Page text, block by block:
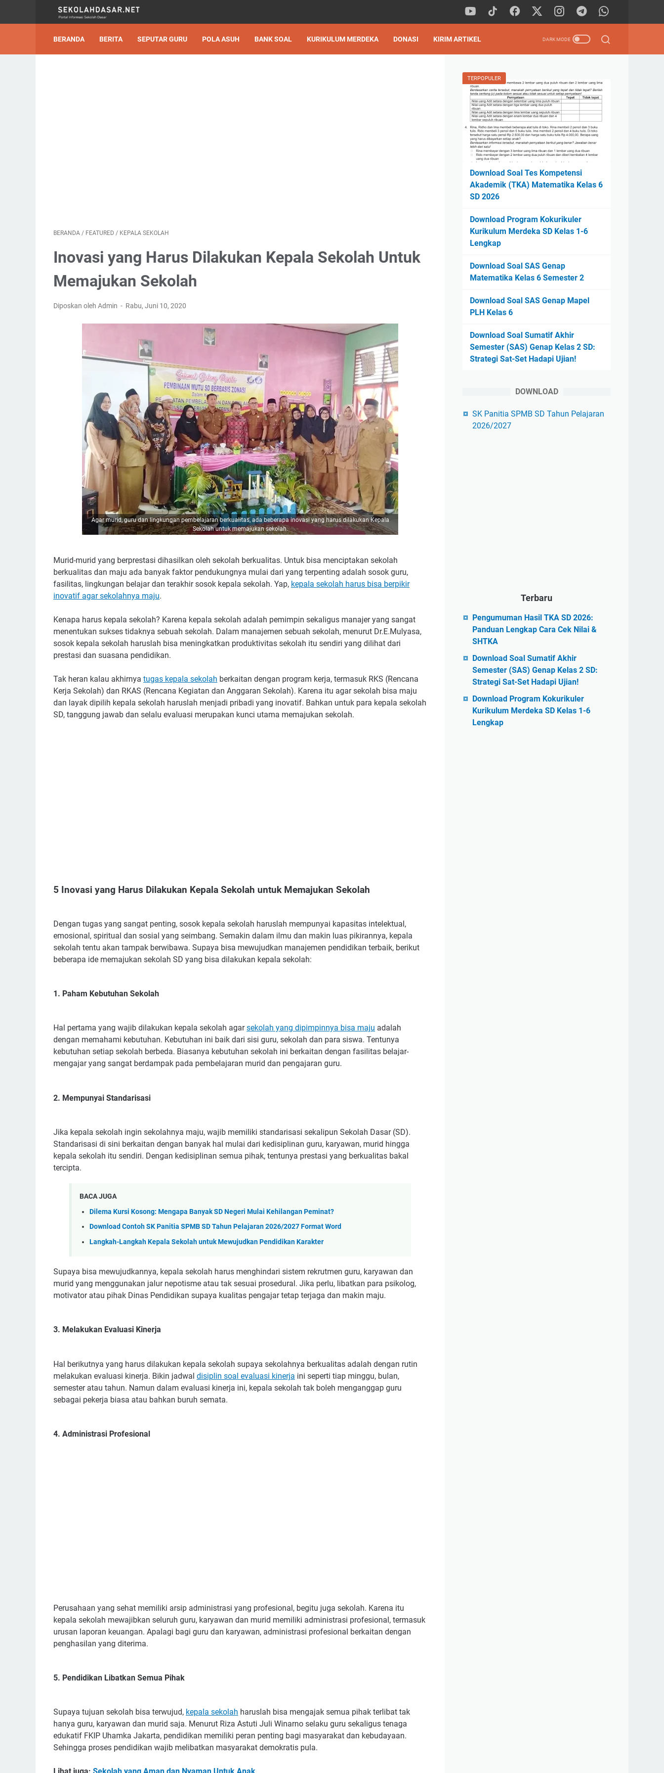
BERANDA BERITA SEPUTAR GURU POLA ASUH BANK SOAL KURIKULUM MERDEKA DONASI KIRIM ARTIKEL
BERANDA / FEATURED / KEPALA SEKOLAH
Inovasi yang Harus Dilakukan Kepala Sekolah Untuk
Memajukan Sekolah
Diposkan oleh Admin Rabu, Juni 10, 2020
Agar murid, guru dan lingkungan pembelajaran berkualitas, ada beberapa inovasi yang harus dilakukan Kepala
Sekolah untuk memajukan sekolah.
Murid-murid yang berprestasi dihasilkan oleh sekolah berkualitas. Untuk bisa menciptakan sekolah
berkualitas dan maju ada banyak faktor pendukungnya mulai dari yang terpenting adalah sosok guru,
fasilitas, lingkungan belajar dan terakhir sosok kepala sekolah. Yap, kepala sekolah harus bisa berpikir
inovatif agar sekolahnya maju.
Kenapa harus kepala sekolah? Karena kepala sekolah adalah pemimpin sekaligus manajer yang sangat
menentukan sukses tidaknya sebuah sekolah. Dalam manajemen sebuah sekolah, menurut Dr.E.Mulyasa,
sosok kepala sekolah haruslah bisa meningkatkan produktivitas sekolah itu sendiri yang dilihat dari
prestasi dan suasana pendidikan.
Tak heran kalau akhirnya tugas kepala sekolah berkaitan dengan program kerja, termasuk RKS (Rencana
Kerja Sekolah) dan RKAS (Rencana Kegiatan dan Anggaran Sekolah). Karena itu agar sekolah bisa maju
dan layak dipilih kepala sekolah haruslah menjadi pribadi yang inovatif. Bahkan untuk para kepala sekolah
SD, tanggung jawab dan selalu evaluasi merupakan kunci utama memajukan sekolah.
5 Inovasi yang Harus Dilakukan Kepala Sekolah untuk Memajukan Sekolah
Dengan tugas yang sangat penting, sosok kepala sekolah haruslah mempunyai kapasitas intelektual,
emosional, spiritual dan sosial yang seimbang. Semakin dalam ilmu dan makin luas pikirannya, kepala
sekolah tentu akan tampak berwibawa. Supaya bisa mewujudkan manajemen pendidikan terbaik, berikut
beberapa ide memajukan sekolah SD yang bisa dilakukan kepala sekolah:
1. Paham Kebutuhan Sekolah
Hal pertama yang wajib dilakukan kepala sekolah agarsekolah yang dipimpinnya bisa maju adalah
dengan memahami kebutuhan. Kebutuhan ini baik dari sisi guru, sekolah dan para siswa. Tentunya
kebutuhan setiap sekolah berbeda. Biasanya kebutuhan sekolah ini berkaitan dengan fasilitas belajar-
mengajar yang sangat berdampak pada pembelajaran murid dan pengajaran guru.
2. Mempunyai Standarisasi
Jika kepala sekolah ingin sekolahnya maju, wajib memiliki standarisasi sekalipun Sekolah Dasar (SD).
Standarisasi di sini berkaitan dengan banyak hal mulai dari kedisiplinan guru, karyawan, murid hingga
kepala sekolah itu sendiri. Dengan kedisiplinan semua pihak, tentunya prestasi yang berkualitas bakal
tercipta.
BACA JUGA
Dilema Kursi Kosong: Mengapa Banyak SD Negeri Mulai Kehilangan Peminat?
Download Contoh SK Panitia SPMB SD Tahun Pelajaran 2026/2027 Format Word
Langkah-Langkah Kepala Sekolah untuk Mewujudkan Pendidikan Karakter
Supaya bisa mewujudkannya, kepala sekolah harus menghindari sistem rekrutmen guru, karyawan dan
murid yang menggunakan jalur nepotisme atau tak sesuai prosedural. Jika perlu, libatkan para psikolog,
motivator atau pihak Dinas Pendidikan supaya kualitas pengajar tetap terjaga dan makin maju.
3. Melakukan Evaluasi Kinerja
Hal berikutnya yang harus dilakukan kepala sekolah supaya sekolahnya berkualitas adalah dengan rutin
melakukan evaluasi kinerja. Bikin jadwal disiplin soal evaluasi kinerja ini seperti tiap minggu, bulan,
semester atau tahun. Namun dalam evaluasi kinerja ini, kepala sekolah tak boleh menganggap guru
sebagai pekerja biasa atau bahkan buruh semata.
4. Administrasi Profesional
Perusahaan yang sehat memiliki arsip administrasi yang profesional, begitu juga sekolah. Karena itu
kepala sekolah mewajibkan seluruh guru, karyawan dan murid memiliki administrasi profesional, termasuk
urusan laporan keuangan. Apalagi bagi guru dan karyawan, administrasi profesional berkaitan dengan
penghasilan yang diterima.
5. Pendidikan Libatkan Semua Pihak
Supaya tujuan sekolah bisa terwujud, kepala sekolah haruslah bisa mengajak semua pihak terlibat tak
hanya guru, karyawan dan murid saja. Menurut Riza Astuti Juli Winarno selaku guru sekaligus tenaga
edukatif FKIP Uhamka Jakarta, pendidikan memiliki peran penting bagi masyarakat dan kebudayaan.
Sehingga proses pendidikan wajib melibatkan masyarakat demokratis pula.
TERPOPULER
Download Soal Tes Kompetensi
Akademik (TKA) Matematika Kelas 6
SD 2026
Download Program Kokurikuler
Kurikulum Merdeka SD Kelas 1-6
Lengkap
Download Soal SAS Genap
Matematika Kelas 6 Semester 2
Download Soal SAS Genap Mapel
PLH Kelas 6
Download Soal Sumatif Akhir
Semester (SAS) Genap Kelas 2 SD:
Strategi Sat-Set Hadapi Ujian!
DOWNLOAD
SK Panitia SPMB SD Tahun Pelajaran
2026/2027
Terbaru
Pengumuman Hasil TKA SD 2026:
Panduan Lengkap Cara Cek Nilai &
SHTKA
Download Soal Sumatif Akhir
Semester (SAS) Genap Kelas 2 SD:
Strategi Sat-Set Hadapi Ujian!
Download Program Kokurikuler
Kurikulum Merdeka SD Kelas 1-6
Lengkap